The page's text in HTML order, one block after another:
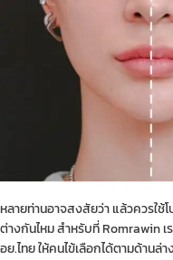
หลายท่านอาจสงสัยว่า แล้วควรใช้
ต่างกันไหม สำหรับที่ Romrawin
อย.ไทย ให้คนไข้เลือกได้ตามด้านล่า